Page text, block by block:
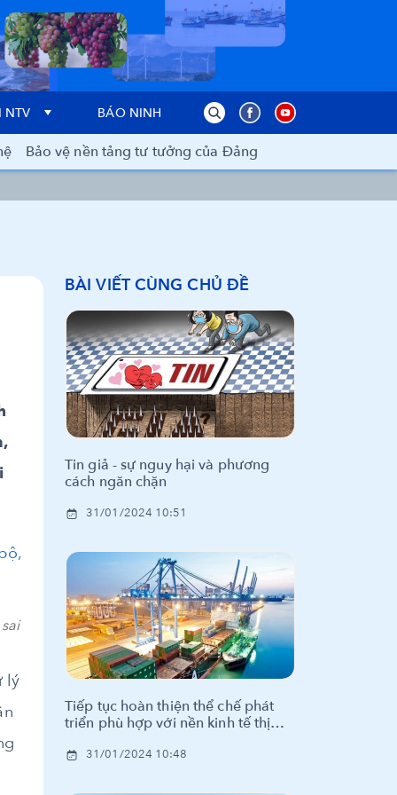
NTV BÁO NINH THUẬN
Bảo vệ nền tảng tư tưởng của Đảng
lý
BÀI VIẾT CÙNG CHỦ ĐỀ
Tin giả - sự nguy hại và phương
cách ngăn chặn
31/01/2024 10:51
Tiếp tục hoàn thiện thể chế phát
triển phù hợp với nền kinh tế thị
của Việt Nam
31/01/2024 10:48